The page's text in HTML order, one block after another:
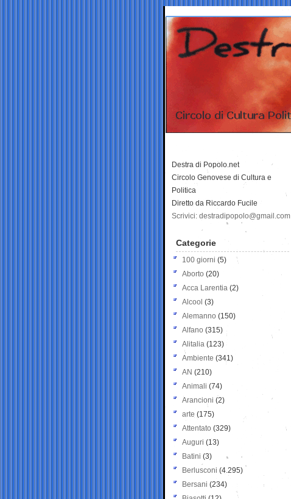
Destra di Popolo.net
Circolo Genovese di Cultura e
Politica
Diretto da Riccardo Fucile
Scrivici: destradipopolo@gmail.com
Categorie
100 giorni (5)
Aborto (20)
Acca Larentia (2)
Alcool (3)
Alemanno (150)
Alfano (315)
Alitalia (123)
Ambiente (341)
AN (210)
Animali (74)
Arancioni (2)
arte (175)
Attentato (329)
Auguri (13)
Batini (3)
Berlusconi (4.295)
Bersani (234)